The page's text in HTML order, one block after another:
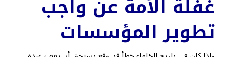
غفلة الأمة عن واجب
تطوير المؤسسات